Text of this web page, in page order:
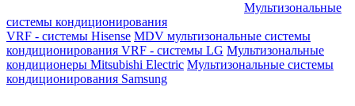
Мультизональные
системы кондиционирования
VRF - системы Hisense MDV мультизональные системы
кондиционирования VRF - системы LG Мультизональные
кондиционеры Mitsubishi Electric Мультизональные системы
кондиционирования Samsung